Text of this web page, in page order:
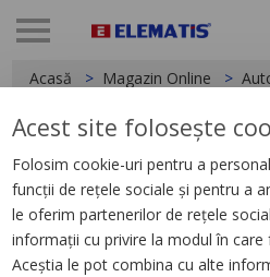
Acasă Magazin Online
EcoStruxure Building
Operation,1 produse
Filtrează
Aplică filtru
Acest site folosește
Folosim cookie-uri pentru a
funcții de rețele sociale și pentru a
le oferim partenerilor de rețele
informații cu privire la modul în
Aceștia le pot combina cu alte